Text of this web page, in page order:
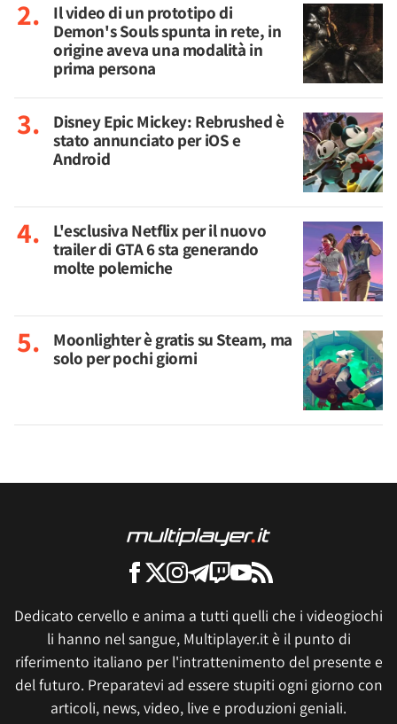
Il video di un prototipo di
Demon's Souls spunta in rete, in
origine aveva una modalità in
prima persona
Disney Epic Mickey: Rebrushed è
stato annunciato per iOS e
Android
L'esclusiva Netflix per il nuovo
trailer di GTA 6 sta generando
molte polemiche
Moonlighter è gratis su Steam, ma
solo per pochi giorni
Dedicato cervello e anima a tutti quelli che i videogiochi
li hanno nel sangue, Multiplayer.it è il punto di
riferimento italiano per l'intrattenimento del presente e
del futuro. Preparatevi ad essere stupiti ogni giorno con
articoli, news, video, live e produzioni geniali.